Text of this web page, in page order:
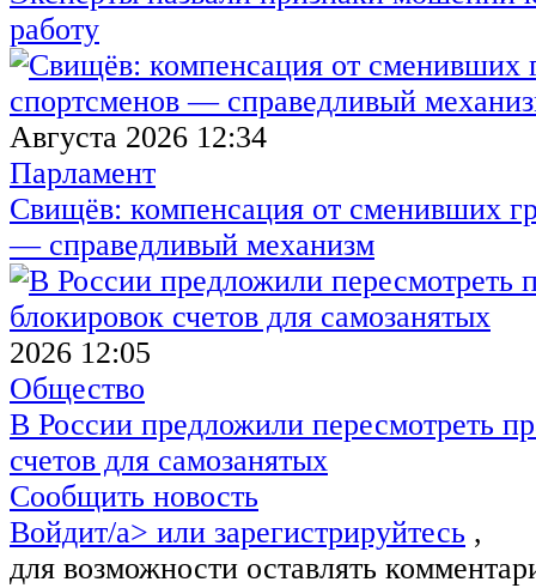
работу
Августа 2026 12:34
Парламент
Свищёв: компенсация от сменивших
— справедливый механизм
2026 12:05
Общество
В России предложили пересмотреть
счетов для самозанятых
Сообщить новость
Войдит/a> или зарегистрируйтесь ,
для возможности оставлять